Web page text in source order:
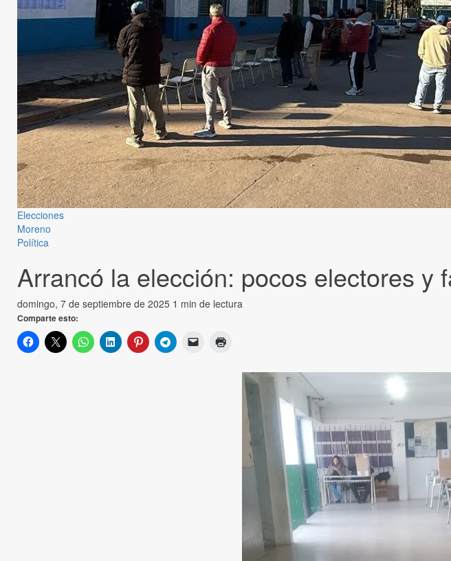
Elecciones
Moreno
Política
Arrancó la elección: pocos electores y
domingo, 7 de septiembre de 2025 1 min de lectura
Comparte esto: